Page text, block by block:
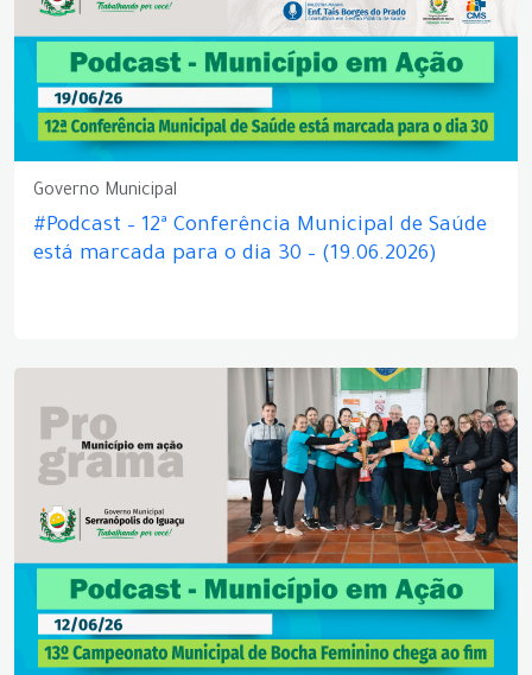
Governo Municipal
#Podcast – 12ª Conferência Municipal de Saúde
está marcada para o dia 30 – (19.06.2026)